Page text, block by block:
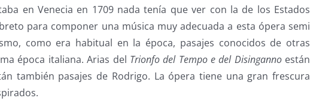
en Venecia en 1709 nada tenía que ver con la de los Estados
para componer una música muy adecuada a esta ópera semi
como era habitual en la época, pasajes conocidos de otras
época italiana. Arias del Trionfo del Tempo e del Disinganno están
también pasajes de Rodrigo. La ópera tiene una gran frescura